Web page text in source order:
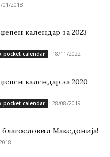
01/2018
календар за 2023
pocket calendar 18/11/2022
календар за 2020
pocket calendar 28/08/2019
благословил Македонија!